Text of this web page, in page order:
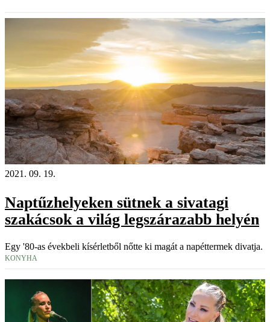
2021. 09. 19.
Naptűzhelyeken sütnek a sivatagi
szakácsok a világ legszárazabb helyén
Egy '80-as évekbeli kísérletből nőtte ki magát a napéttermek divatja.
KONYHA